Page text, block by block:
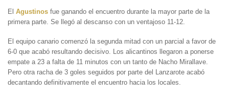
El Agustinos fue ganando el encuentro durante la mayor parte de la
primera parte. Se llegó al descanso con un ventajoso 11-12.
El equipo canario comenzó la segunda mitad con un parcial a favor de
6-0 que acabó resultando decisivo. Los alicantinos llegaron a ponerse
empate a 23 a falta de 11 minutos con un tanto de Nacho Mirallave.
Pero otra racha de 3 goles seguidos por parte del Lanzarote acabó
decantando definitivamente el encuentro hacia los locales.